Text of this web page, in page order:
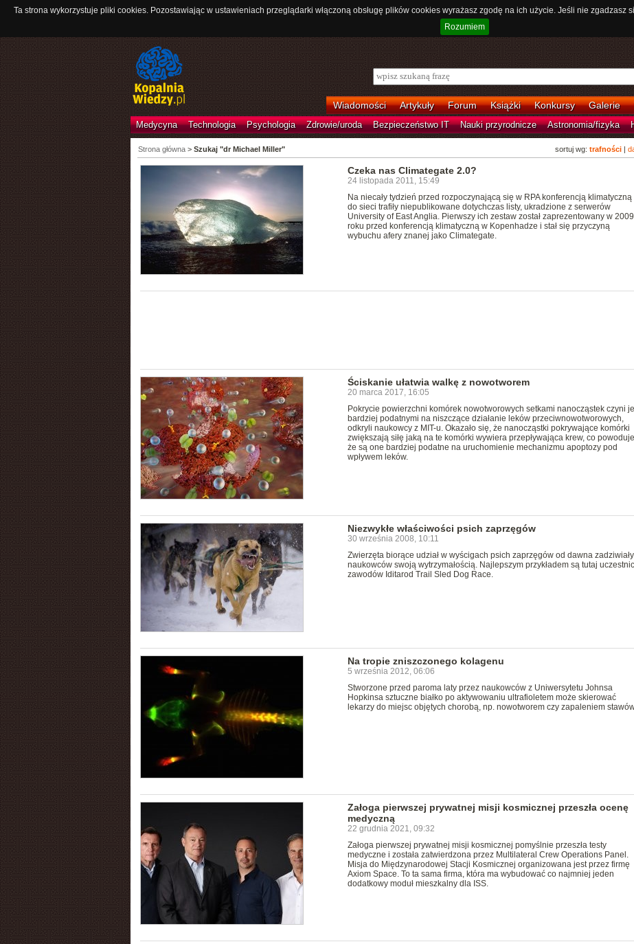
Ta strona wykorzystuje pliki cookies. Pozostawiając w ustawieniach przeglądarki włączoną obsługę plików cookies wyrażasz zgodę na ich użycie. Jeśli nie
Rozumiem
Wiadomości Artykuły Forum Książki Konkursy Galerie
Medycyna Technologia Psychologia Zdrowie/uroda Bezpieczeństwo IT Nauki przyrodnicze Astronomia/fizyka
sortuj wg: trafności|
Strona główna> Szukaj "dr Michael Miller"
Czeka nas Climategate 2.0?
24 listopada 2011, 15:49
Na niecały tydzień przed rozpoczynającą się w RPA konferencją klimatyczną
do sieci trafiły niepublikowane dotychczas listy, ukradzione z serwerów
University of East Anglia. Pierwszy ich zestaw został zaprezentowany w 2009
roku przed konferencją klimatyczną w Kopenhadze i stał się przyczyną
wybuchu afery znanej jako Climategate.
Ściskanie ułatwia walkę z nowotworem
20 marca 2017, 16:05
Pokrycie powierzchni komórek nowotworowych setkami nanocząstek czyni je
bardziej podatnymi na niszczące działanie leków przeciwnowotworowych,
odkryli naukowcy z MIT-u. Okazało się, że nanocząstki pokrywające komórki
zwiększają siłę jaką na te komórki wywiera przepływająca krew, co
że są one bardziej podatne na uruchomienie mechanizmu apoptozy pod
wpływem leków.
Niezwykłe właściwości psich zaprzęgów
30 września 2008, 10:11
Zwierzęta biorące udział w wyścigach psich zaprzęgów od dawna zadziwiały
naukowców swoją wytrzymałością. Najlepszym przykładem są tutaj
zawodów Iditarod Trail Sled Dog Race.
Na tropie zniszczonego kolagenu
5 września 2012, 06:06
Stworzone przed paroma laty przez naukowców z Uniwersytetu Johnsa
Hopkinsa sztuczne białko po aktywowaniu ultrafioletem może skierować
lekarzy do miejsc objętych chorobą, np. nowotworem czy zapaleniem
Załoga pierwszej prywatnej misji kosmicznej przeszła ocenę
medyczną
22 grudnia 2021, 09:32
Załoga pierwszej prywatnej misji kosmicznej pomyślnie przeszła testy
medyczne i została zatwierdzona przez Multilateral Crew Operations Panel.
Misja do Międzynarodowej Stacji Kosmicznej organizowana jest przez firmę
Axiom Space. To ta sama firma, która ma wybudować co najmniej jeden
dodatkowy moduł mieszkalny dla ISS.